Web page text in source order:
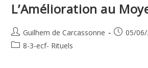
L’Amélioration au
Auteur/autrice
de
Guilhem de Carcassonne
05/
Post8-3-ecf- Rituels